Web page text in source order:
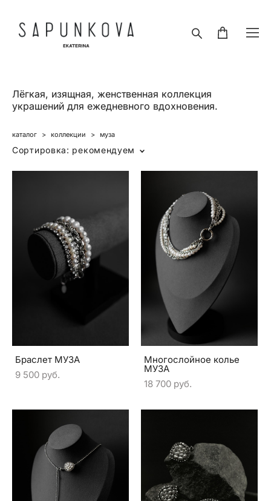
Лёгкая, изящная, женственная коллекция
украшений для ежедневного вдохновения.
каталог > коллекции > муза
Сортировка: рекомендуем
Браслет МУЗА
9 500 pуб.
Многослойное колье
МУЗА
18 700 pуб.